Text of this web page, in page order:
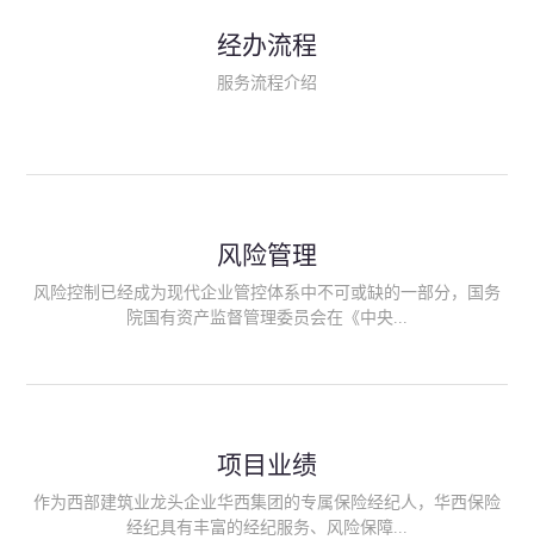
险、政府公共安全责任保险/自然灾害公众责任保险、精神病监护
人责任险、首台套/首版次保险、科技保险等）；（三）传统财产
险产品；（六）保险招投标业务。随着业务的开展，华西经纪会
供专业、优质的保险经纪服务。
经办流程
服务流程介绍
风险管理
风险控制已经成为现代企业管控体系中不可或缺的一部分，国务
院国有资产监督管理委员会在《中央...
能够为客户降低风险管理成本，提高经营效率；能够为企业提供
从风险评估、风险分析、风险防范、风险转移到灾后防损、索赔
等全方位、全过程、专家式的服务，拓展和深化由保险公司提供
项目业绩
作为西部建筑业龙头企业华西集团的专属保险经纪人，华西保险
经纪具有丰富的经纪服务、风险保障...